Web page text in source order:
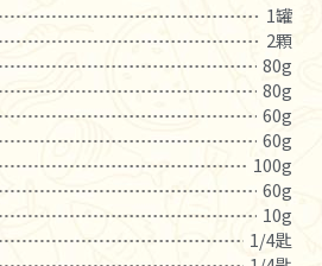
1罐
2顆
80g
80g
60g
60g
100g
60g
10g
1/4匙